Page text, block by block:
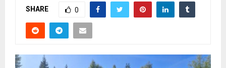
SHARE 0